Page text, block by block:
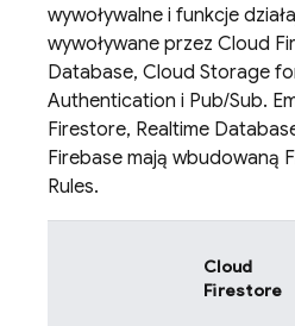
wywoływalne i funkcje
wywoływane przez Cloud
Database, Cloud Storage
Authentication i Pub/Sub.
Firestore, Realtime
Firebase mają wbudowaną
Rules.
Cloud
Firestore